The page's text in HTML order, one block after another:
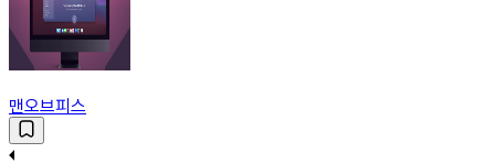
맨오브피스